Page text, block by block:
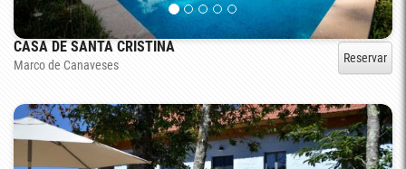
CASA DE SANTA CRISTINA
Marco de Canaveses Reservar